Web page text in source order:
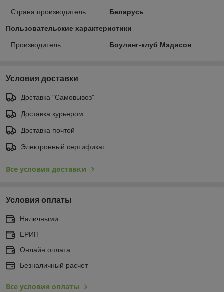
Страна производитель Беларусь
Пользовательские характеристики
Производитель Боулинг-клуб Мэдисон
Условия доставки
Доставка "Самовывоз"
Доставка курьером
Доставка почтой
Электронный сертификат
Все условия доставки
Условия оплаты
Наличными
ЕРИП
Онлайн оплата
Безналичный расчет
Все условия оплаты